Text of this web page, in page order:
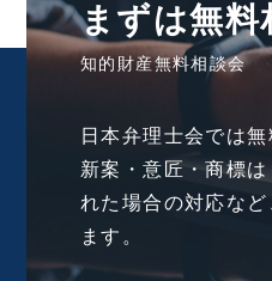
まずは無料
知的財産無料相談会
日本弁理士会では
新案・意匠・商標
れた場合の対応な
ます。